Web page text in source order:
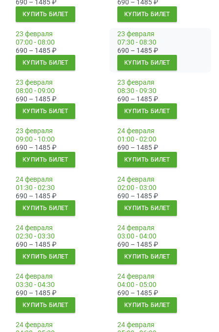
690 – 1485₽
КУПИТЬ БИЛЕТ
690 – 1485₽
КУПИТЬ БИЛЕТ
23 февраля
07:00 - 08:00
690 – 1485₽
КУПИТЬ БИЛЕТ
23 февраля
07:30 - 08:30
690 – 1485₽
КУПИТЬ БИЛЕТ
23 февраля
08:00 - 09:00
690 – 1485₽
КУПИТЬ БИЛЕТ
23 февраля
08:30 - 09:30
690 – 1485₽
КУПИТЬ БИЛЕТ
23 февраля
09:00 - 10:00
690 – 1485₽
КУПИТЬ БИЛЕТ
24 февраля
01:00 - 02:00
690 – 1485₽
КУПИТЬ БИЛЕТ
24 февраля
01:30 - 02:30
690 – 1485₽
КУПИТЬ БИЛЕТ
24 февраля
02:00 - 03:00
690 – 1485₽
КУПИТЬ БИЛЕТ
24 февраля
02:30 - 03:30
690 – 1485₽
КУПИТЬ БИЛЕТ
24 февраля
03:00 - 04:00
690 – 1485₽
КУПИТЬ БИЛЕТ
24 февраля
03:30 - 04:30
690 – 1485₽
КУПИТЬ БИЛЕТ
24 февраля
04:00 - 05:00
690 – 1485₽
КУПИТЬ БИЛЕТ
24 февраля
24 февраля